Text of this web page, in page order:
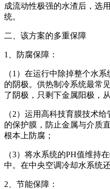
成流动性极强的水渣后，选
统。
二、该方案的多重保障
1、防腐保障：
（1）在运行中除掉整个水
的阴极。供热制冷系统最常
了阴极，只剩下金属阳极，
（2）运用高科技育膜技术
的保护膜，防止金属与介质
根本上防腐；
（3）将水系统的PH值维持
中。在中央空调冷却水系统
2、节能保障：